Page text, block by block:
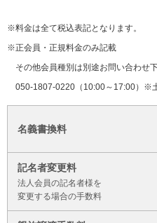
※料金は全て税込表記となります。
※正会員・正規料金のみ記載
その他会員種別は別途お問い合わせ
050-1807-0220（10:00～17:00）※
名義書換料
記名者変更料
法人会員の記名者様を
変更する場合の手数料